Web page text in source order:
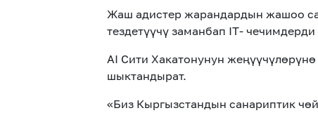
Жаш адистер жарандардын жашоо
тездетүүчү заманбап IT-
AI Сити Хакатонунун
шыктандырат.
«Биз Кыргызстандын санариптик